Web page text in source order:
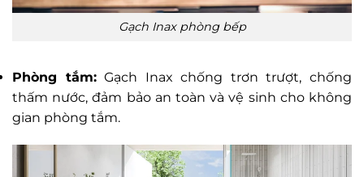
Gạch Inax phòng bếp
Phòng tắm:Gạch Inax chống trơn trượt, chống
thấm nước, đảm bảo an toàn và vệ sinh cho không
gian phòng tắm.